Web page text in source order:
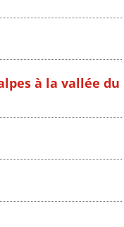
à la vallée du